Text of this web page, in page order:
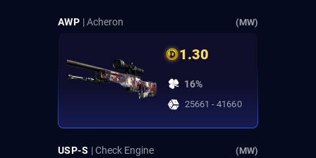
AWP | Acheron (MW)
1.30
16%
25661 - 41660
USP-S | Check Engine (MW)